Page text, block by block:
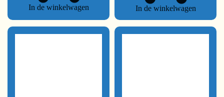
In de winkelwagen In de winkelwagen